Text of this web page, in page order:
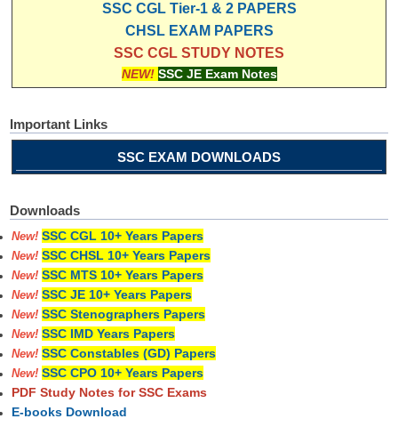
SSC CGL Tier-1 & 2 PAPERS
CHSL EXAM PAPERS
SSC CGL STUDY NOTES
NEW! SSC JE Exam Notes
Important Links
SSC EXAM DOWNLOADS
Downloads
New! SSC CGL 10+ Years Papers
New! SSC CHSL 10+ Years Papers
New! SSC MTS 10+ Years Papers
New! SSC JE 10+ Years Papers
New! SSC Stenographers Papers
New! SSC IMD Years Papers
New! SSC Constables (GD) Papers
New! SSC CPO 10+ Years Papers
PDF Study Notes for SSC Exams
E-books Download